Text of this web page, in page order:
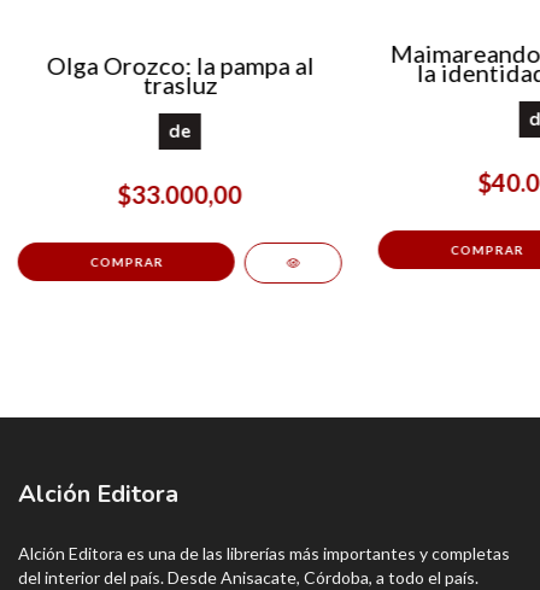
Olga Orozco: la pampa al
trasluz
de
$33.000,00
la
Rodolfo
quebrada
Alción Editora
Alción Editora es una de las librerías más importantes y completas
del interior del país. Desde Anisacate, Córdoba, a todo el país.